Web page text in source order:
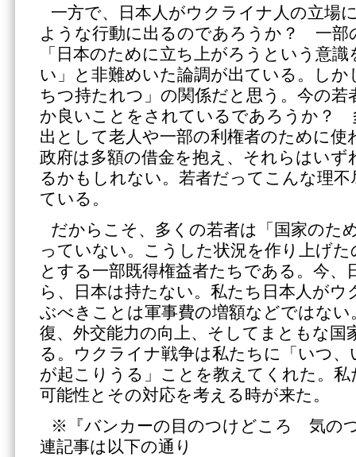
一方で、日本人がウクライナ人の立場
ような行動に出るのであろうか？ 一部
「日本のために立ち上がろうという意
い」と非難めいた論調が出ている。しか
ちつ持たれつ」の関係だと思う。今の若
か良いことをされているであろうか？
出として老人や一部の利権者のために使
政府は多額の借金を抱え、それらはいず
るかもしれない。若者だってこんな理
ている。
だからこそ、多くの若者は「国家のた
っていない。こうした状況を作り上げ
とする一部既得権益者たちである。今、
ら、日本は持たない。私たち日本人がウ
ぶべきことは軍事費の増額などではな
復、外交能力の向上、そしてまともな国
る。ウクライナ戦争は私たちに「いつ
が起こりうる」ことを教えてくれた。
可能性とその対応を考える時が来た。
※『バンカーの目のつけどころ 気の
連記事は以下の通り